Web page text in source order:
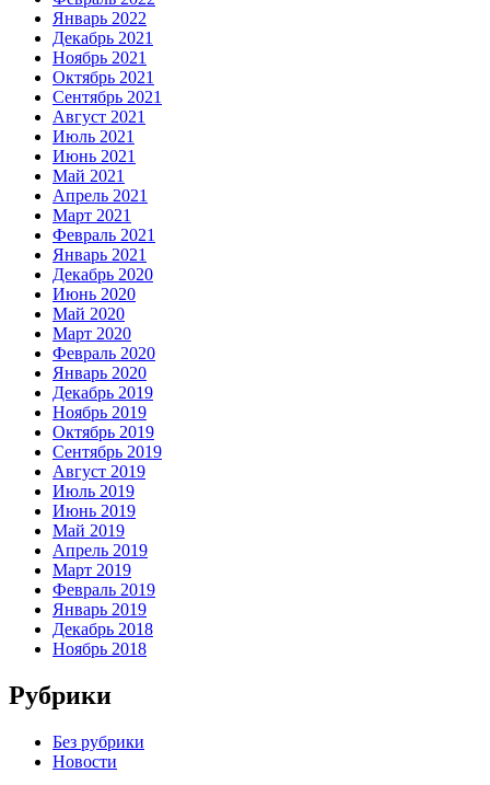
Январь 2022
Декабрь 2021
Ноябрь 2021
Октябрь 2021
Сентябрь 2021
Август 2021
Июль 2021
Июнь 2021
Май 2021
Апрель 2021
Март 2021
Февраль 2021
Январь 2021
Декабрь 2020
Июнь 2020
Май 2020
Март 2020
Февраль 2020
Январь 2020
Декабрь 2019
Ноябрь 2019
Октябрь 2019
Сентябрь 2019
Август 2019
Июль 2019
Июнь 2019
Май 2019
Апрель 2019
Март 2019
Февраль 2019
Январь 2019
Декабрь 2018
Ноябрь 2018
Рубрики
Без рубрики
Новости